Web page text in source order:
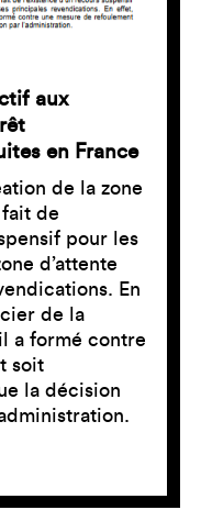
aux
en France
de la zone
fait de
pour les
d’attente
En
de la
a formé contre
soit
la décision